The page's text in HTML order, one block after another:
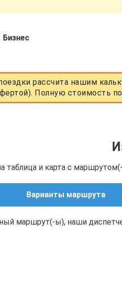
Бизнес
рассчита нашим
Полную стоимость
таблица и карта с
Варианты маршрута
маршрут(-ы), наши